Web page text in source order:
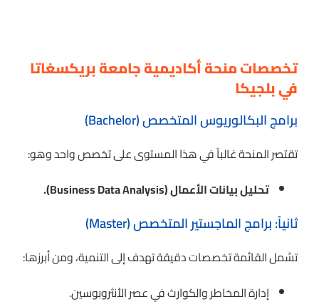
تخصصات منحة أكاديمية جامعة بريكسغاتا
في بلجيكا
برامج البكالوريوس المتخصص (Bachelor)
تقتصر المنحة غالباً في هذا المستوى على تخصص واحد وهو:
تحليل بيانات الأعمال (Business Data Analysis).
ثانياً: برامج الماجستير المتخصص (Master)
تشمل القائمة تخصصات دقيقة تهدف إلى التنمية، ومن أبرزها:
إدارة المخاطر والكوارث في عصر الأنثروبوسين.